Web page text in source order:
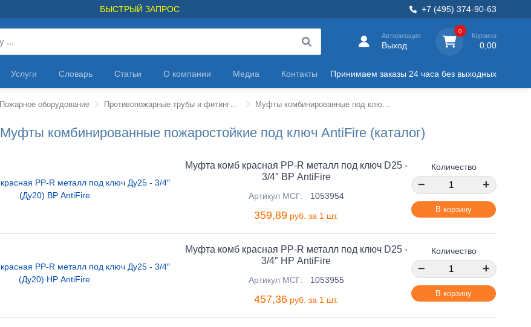
БЫСТРЫЙ ЗАПРОС +7 (495) 374-90-63
Авторизация
Выход
0
Корзина
0,00
Услуги Словарь Статьи О компании Медиа Контакты Принимаем заказы 24 часа без выходных
Пожарное оборудование Противопожарные трубы и фитинги ANTIFIRE Муфты комбинированные под ключ AntiFire
Муфты комбинированные пожаростойкие под ключ AntiFire (каталог)
Муфта комб красная PP-R металл под ключ D25 -
3/4″ ВР AntiFire
Артикул МСГ: 1053954
359,89 руб. за 1 шт.
Количество
− +
В корзину
Муфта комб красная PP-R металл под ключ D25 -
3/4″ НР AntiFire
Артикул МСГ: 1053955
457,36 руб. за 1 шт.
Количество
− +
В корзину